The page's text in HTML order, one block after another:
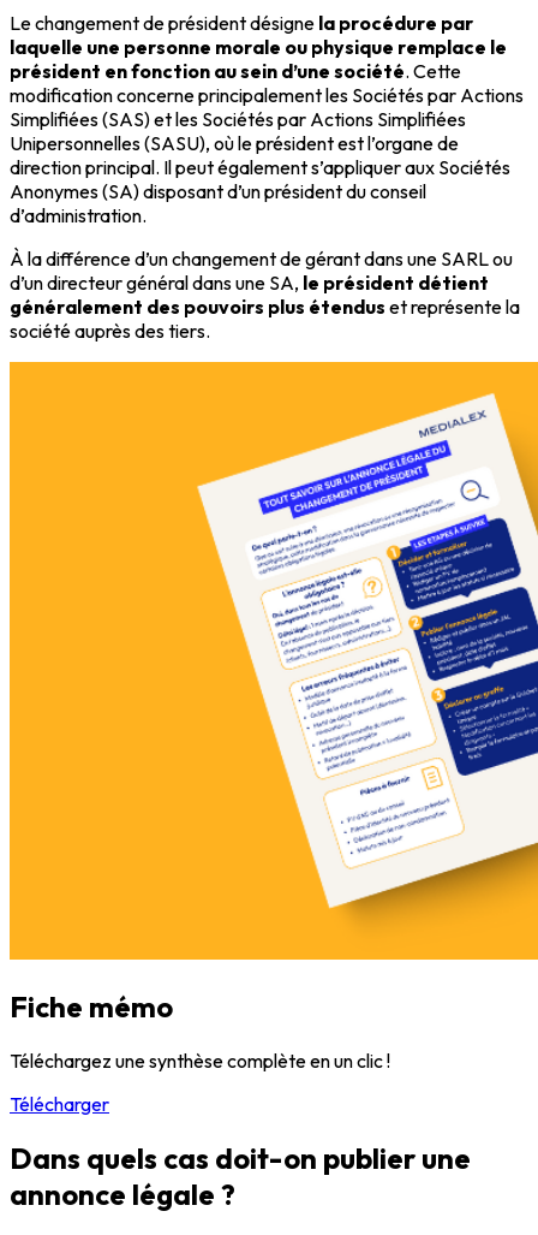
Le changement de président désigne la procédure par
laquelle une personne morale ou physique remplace le
président en fonction au sein d’une société. Cette
modification concerne principalement les Sociétés par Actions
Simplifiées (SAS) et les Sociétés par Actions Simplifiées
Unipersonnelles (SASU), où le président est l’organe de
direction principal. Il peut également s’appliquer aux Sociétés
Anonymes (SA) disposant d’un président du conseil
d’administration.
À la différence d’un changement de gérant dans une SARL ou
d’un directeur général dans une SA, le président détient
généralement des pouvoirs plus étendus et représente la
société auprès des tiers.
Fiche mémo
Téléchargez une synthèse complète en un clic !
Télécharger
Dans quels cas doit-on publier une
annonce légale ?